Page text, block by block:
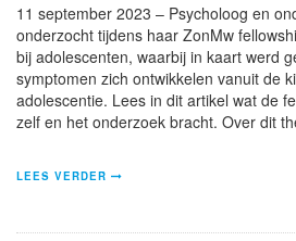
11 september 2023 – Psycholoog en
onderzocht tijdens haar ZonMw
bij adolescenten, waarbij in kaart werd
symptomen zich ontwikkelen vanuit de
adolescentie. Lees in dit artikel wat de
zelf en het onderzoek bracht. Over dit
LEES VERDER